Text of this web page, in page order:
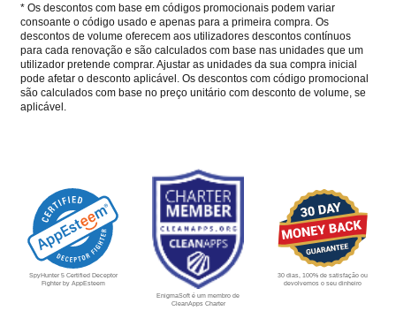
* Os descontos com base em códigos promocionais podem variar
consoante o código usado e apenas para a primeira compra. Os
descontos de volume oferecem aos utilizadores descontos contínuos
para cada renovação e são calculados com base nas unidades que um
utilizador pretende comprar. Ajustar as unidades da sua compra inicial
pode afetar o desconto aplicável. Os descontos com código promocional
são calculados com base no preço unitário com desconto de volume, se
aplicável.
SpyHunter 5 Certified Deceptor
Fighter by AppEsteem
EnigmaSoft é um membro de
CleanApps Charter
30 dias, 100% de satisfação ou
devolvemos o seu dinheiro